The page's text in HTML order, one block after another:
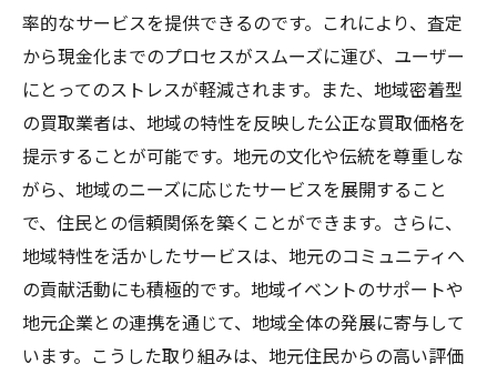
ービス
時間を有効に活用できる理由
迅速な買取が生活にもたらす影響
入間市での買取をスムーズにする方法
利便性を追求した買取体験の実際
入間市買取サービスの透明な取引が信頼を築く
理由
透明な取引がもたらす顧客の信頼感
入間市の買取業者が信頼を得るために心が
けること
率的なサービスを提供できるのです。これにより、査定
から現金化までのプロセスがスムーズに運び、ユーザー
にとってのストレスが軽減されます。また、地域密着型
の買取業者は、地域の特性を反映した公正な買取価格を
提示することが可能です。地元の文化や伝統を尊重しな
がら、地域のニーズに応じたサービスを展開すること
で、住民との信頼関係を築くことができます。さらに、
地域特性を活かしたサービスは、地元のコミュニティへ
の貢献活動にも積極的です。地域イベントのサポートや
地元企業との連携を通じて、地域全体の発展に寄与して
います。こうした取り組みは、地元住民からの高い評価